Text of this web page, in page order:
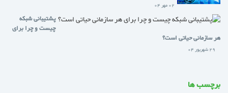
02 مهر 04
پشتیبانی شبکه
چیست و چرا برای
هر سازمانی حیاتی است؟
29 شهریور 04
برچسب ها